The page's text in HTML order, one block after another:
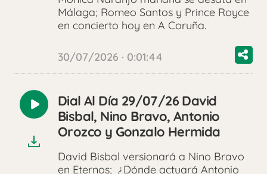
Málaga; Romeo Santos y Prince Royce
en concierto hoy en A Coruña.
30/07/2026 · 0:01:44
Reproducir
audio
Dial Al Día 29/07/26 David
Bisbal, Nino Bravo, Antonio
Orozco y Gonzalo Hermida
David Bisbal versionará a Nino Bravo
en Eternos; ¿Dónde actuará Antonio